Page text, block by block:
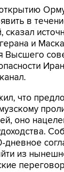
в
и
Высшего
что
оно
дневное
из